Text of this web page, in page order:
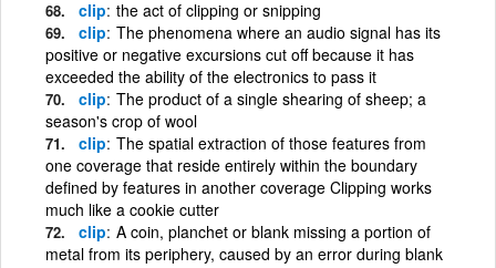
clip the act of clipping or snipping
clip The phenomena where an audio signal has its
positive or negative excursions cut off because it has
exceeded the ability of the electronics to pass it
clip The product of a single shearing of sheep; a
season's crop of wool
clip The spatial extraction of those features from
one coverage that reside entirely within the boundary
defined by features in another coverage Clipping works
much like a cookie cutter
clip A coin, planchet or blank missing a portion of
metal from its periphery, caused by an error during blank